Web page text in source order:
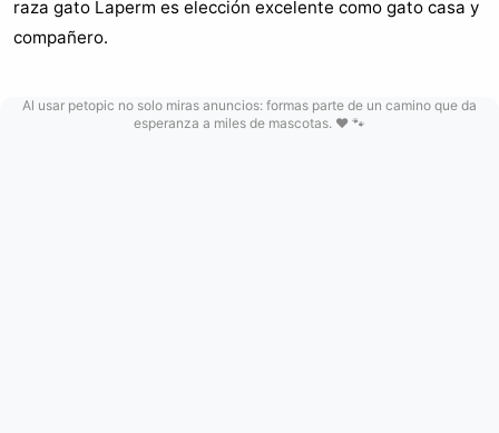
raza gato Laperm es elección excelente como gato casa y
compañero.
Al usar petopic no solo miras anuncios: formas parte de un camino que da
esperanza a miles de mascotas. ❤️ 🐾